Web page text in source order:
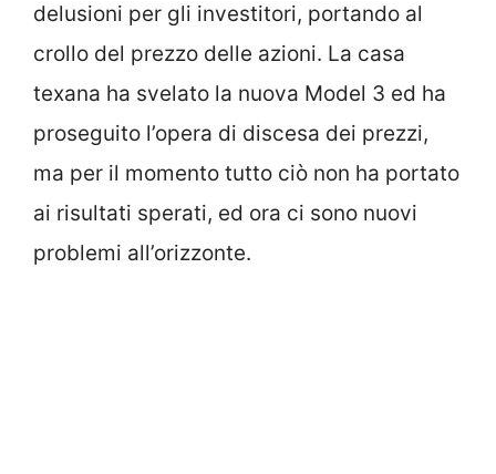
delusioni per gli investitori, portando al
crollo del prezzo delle azioni. La casa
texana ha svelato la nuova Model 3 ed ha
proseguito l’opera di discesa dei prezzi,
ma per il momento tutto ciò non ha portato
ai risultati sperati, ed ora ci sono nuovi
problemi all’orizzonte.